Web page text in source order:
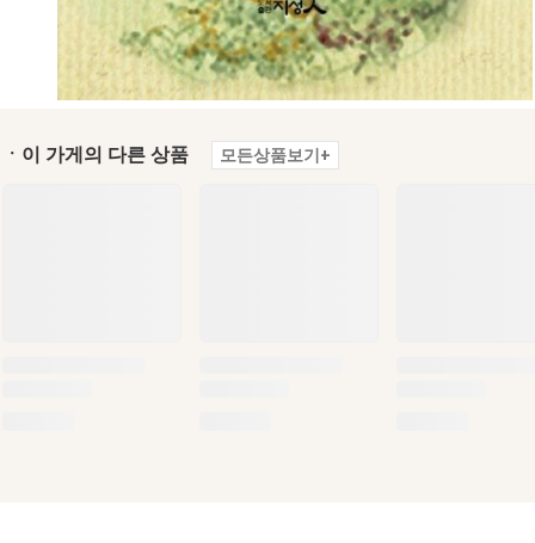
ㆍ이 가게의 다른 상품 모든상품보기+